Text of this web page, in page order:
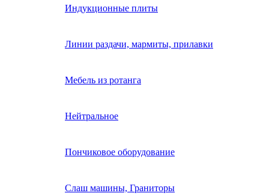
Индукционные плиты
Линии раздачи, мармиты, прилавки
Мебель из ротанга
Нейтральное
Пончиковое оборудование
Слаш машины, Граниторы